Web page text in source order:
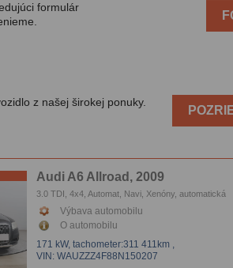
formulár
z našej širokej ponuky.
Audi A6 Allroad, 2009
3.0 TDI, 4x4, Automat, Navi, Xenóny, automatická
klimatizace, Tempomat, Vyhrievanie sedačiek,
Parkovacie senzory
Výbava automobilu
O automobilu
171 kW, tachometer:311 411km ,
VIN: WAUZZZ4F88N150207